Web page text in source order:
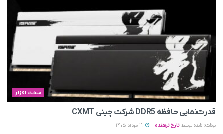
سخت افزار
قدرت‌نمایی حافظه DDR5 شرکت چینی CXMT
نوشته شده توسط تارخ ترهنده